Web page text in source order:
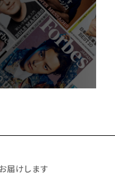
届けします